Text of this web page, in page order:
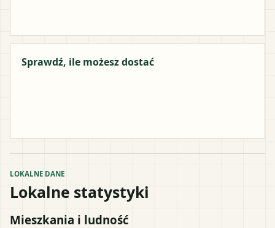
Sprawdź, ile możesz dostać
LOKALNE DANE
Lokalne statystyki
Mieszkania i ludność